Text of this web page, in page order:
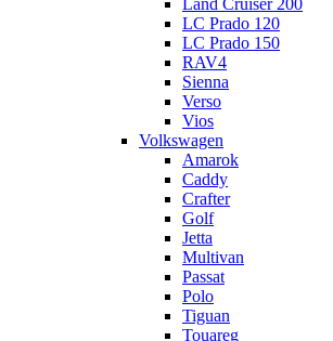
Land Cruiser 200
LC Prado 120
LC Prado 150
RAV4
Sienna
Verso
Vios
Volkswagen
Amarok
Caddy
Crafter
Golf
Jetta
Multivan
Passat
Polo
Tiguan
Touareg